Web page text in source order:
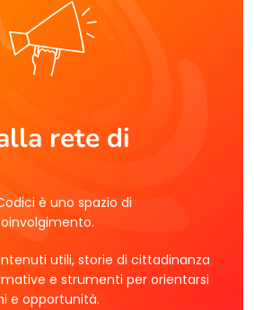
rete di
è uno spazio di
utili, storie di cittadinanza
e strumenti per orientarsi
e opportunità.